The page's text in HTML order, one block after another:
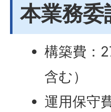
本業務委
構築費：
含む）
運用保守